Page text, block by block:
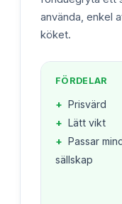
använda, enkel
köket.
FÖRDELAR
+ Prisvärd
+ Lätt vikt
+ Passar
sällskap